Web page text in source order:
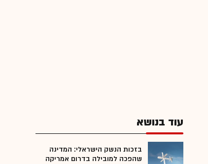
עוד בנושא
בזכות הנשק הישראלי: המדינה
שהפכה למובילה בדרום אמריקה